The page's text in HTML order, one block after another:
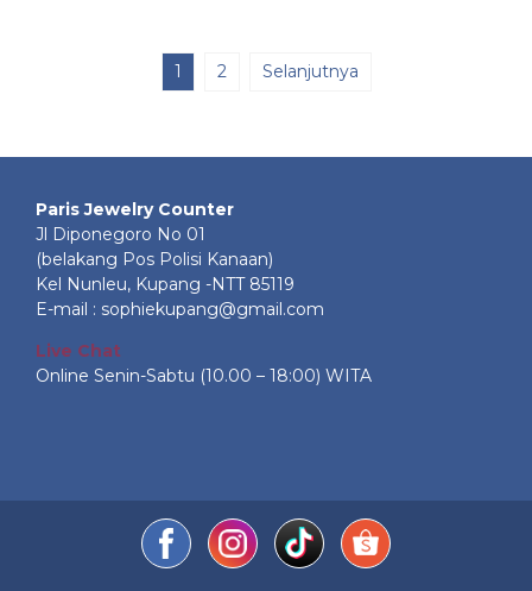
1 2 Selanjutnya
Paris Jewelry Counter
Jl Diponegoro No 01
(belakang Pos Polisi Kanaan)
Kel Nunleu, Kupang -NTT 85119
E-mail : sophiekupang@gmail.com
Live Chat
Online Senin-Sabtu (10.00 – 18:00) WITA